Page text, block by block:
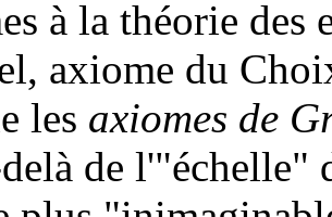
à la théorie des
axiome du
les axiomes de
de l'"échelle"